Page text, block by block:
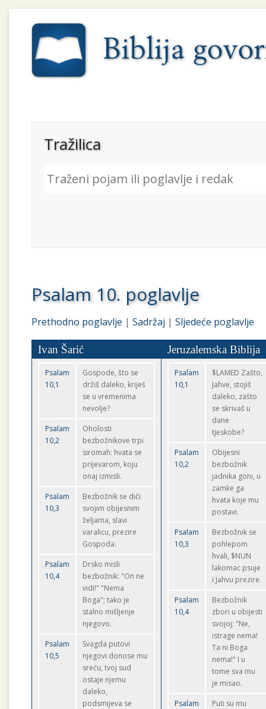
Tražilica
Psalam 10. poglavlje
Prethodno poglavlje |Sadržaj |Sljedeće poglavlje
Ivan Šarić Jeruzalemska Biblija
Psalam
10,1
Gospode, što se
držiš daleko, kriješ
se u vremenima
nevolje?
Psalam
10,2
Oholosti
bezbožnikove trpi
siromah: hvata se
prijevarom, koju
onaj izmisli.
Psalam
10,3
Bezbožnik se diči
svojim obijesnim
željama, slavi
varalicu, prezire
Gospoda.
Psalam
10,4
Drsko misli
bezbožnik: "On ne
vidi!" "Nema
Boga"; tako je
stalno mišljenje
njegovo.
Psalam
10,5
Svagda putovi
njegovi donose mu
sreću, tvoj sud
ostaje njemu
daleko,
podsmijeva se
Psalam
10,1
$LAMED Zašto,
Jahve, stojiš
daleko, zašto
se skrivaš u
dane
tjeskobe?
Psalam
10,2
Obijesni
bezbožnik
jadnika goni, u
zamke ga
hvata koje mu
postavi.
Psalam
10,3
Bezbožnik se
pohlepom
hvali, $NUN
lakomac psuje
i Jahvu prezire.
Psalam
10,4
Bezbožnik
zbori u obijesti
svojoj: "Ne,
istrage nema!
Ta ni Boga
nema!" I u
tome sva mu
je misao.
Psalam
Puti su mu